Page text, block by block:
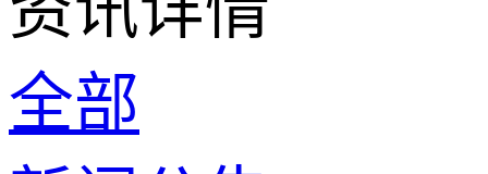
全部